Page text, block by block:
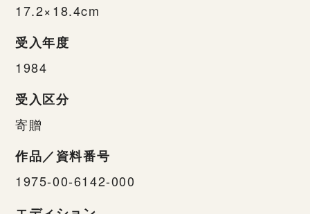
17.2×18.4cm
受入年度
1984
受入区分
寄贈
作品／資料番号
1975-00-6142-000